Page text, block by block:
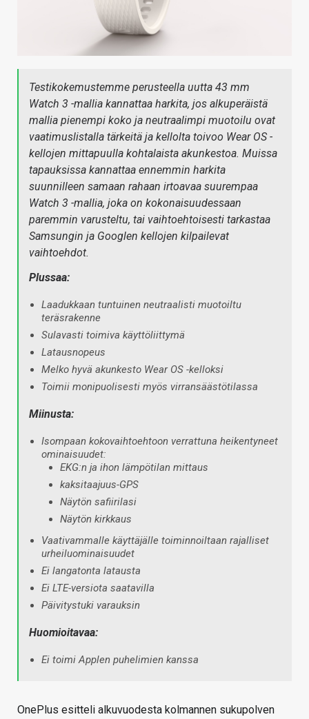
Testikokemustemme perusteella uutta 43 mm
Watch 3 -mallia kannattaa harkita, jos alkuperäistä
mallia pienempi koko ja neutraalimpi muotoilu ovat
vaatimuslistalla tärkeitä ja kellolta toivoo Wear OS -
kellojen mittapuulla kohtalaista akunkestoa. Muissa
tapauksissa kannattaa ennemmin harkita
suunnilleen samaan rahaan irtoavaa suurempaa
Watch 3 -mallia, joka on kokonaisuudessaan
paremmin varusteltu, tai vaihtoehtoisesti tarkastaa
Samsungin ja Googlen kellojen kilpailevat
vaihtoehdot.
Plussaa:
Laadukkaan tuntuinen neutraalisti muotoiltu
teräsrakenne
Sulavasti toimiva käyttöliittymä
Latausnopeus
Melko hyvä akunkesto Wear OS -kelloksi
Toimii monipuolisesti myös virransäästötilassa
Miinusta:
Isompaan kokovaihtoehtoon verrattuna heikentyneet
ominaisuudet:
EKG:n ja ihon lämpötilan mittaus
kaksitaajuus-GPS
Näytön safiirilasi
Näytön kirkkaus
Vaativammalle käyttäjälle toiminnoiltaan rajalliset
urheiluominaisuudet
Ei langatonta latausta
Ei LTE-versiota saatavilla
Päivitystuki varauksin
Huomioitavaa:
Ei toimi Applen puhelimien kanssa
OnePlus esitteli alkuvuodesta kolmannen sukupolven